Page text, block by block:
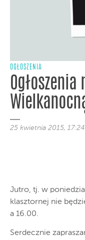
OGŁOSZENIA
Ogłoszenia
25 kwietnia 2015, 17:24
Jutro, tj. w
klasztornej nie
a 16.00.
Serdecznie